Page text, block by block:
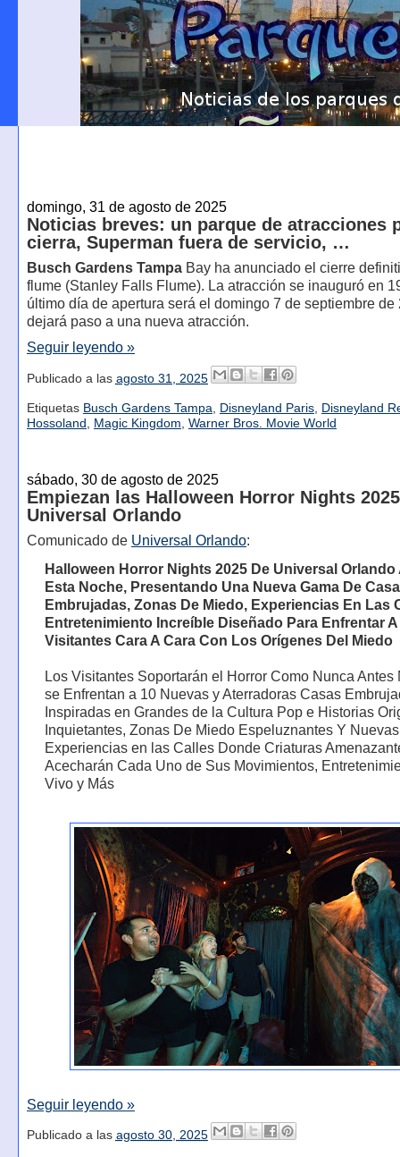
domingo, 31 de agosto de 2025
Noticias breves: un parque de atracciones
cierra, Superman fuera de servicio, …
Busch Gardens TampaBay ha anunciado el cierre
flume (Stanley Falls Flume). La atracción se inauguró en
último día de apertura será el domingo 7 de septiembre de
dejará paso a una nueva atracción.
Seguir leyendo »
Publicado a las agosto 31, 2025
Etiquetas Busch Gardens Tampa, Disneyland Paris, Disneyland
Hossoland , Magic Kingdom, Warner Bros. Movie World
sábado, 30 de agosto de 2025
Empiezan las Halloween Horror Nights
Universal Orlando
Comunicado de Universal Orlando:
Halloween Horror Nights 2025 De Universal Orlando
Esta Noche, Presentando Una Nueva Gama De
Embrujadas, Zonas De Miedo, Experiencias En Las
Entretenimiento Increíble Diseñado Para Enfrentar
Visitantes Cara A Cara Con Los Orígenes Del Miedo
Los Visitantes Soportarán el Horror Como Nunca Antes
se Enfrentan a 10 Nuevas y Aterradoras Casas
Inspiradas en Grandes de la Cultura Pop e Historias
Inquietantes, Zonas De Miedo Espeluznantes Y Nuevas
Experiencias en las Calles Donde Criaturas
Acecharán Cada Uno de Sus Movimientos,
Vivo y Más
Seguir leyendo »
Publicado a las agosto 30, 2025